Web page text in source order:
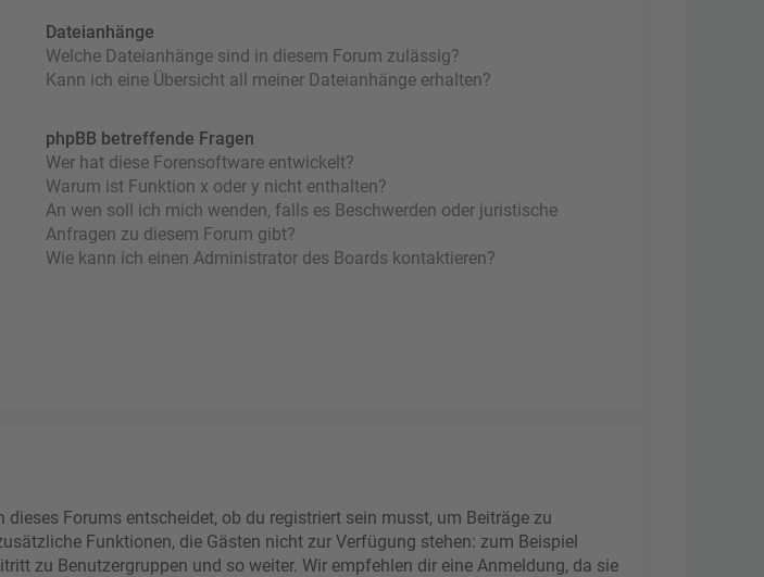
Dateianhänge
Welche Dateianhänge sind in diesem Forum zulässig?
Kann ich eine Übersicht all meiner Dateianhänge erhalten?
phpBB betreffende Fragen
Wer hat diese Forensoftware entwickelt?
Warum ist Funktion x oder y nicht enthalten?
An wen soll ich mich wenden, falls es Beschwerden oder juristische
Anfragen zu diesem Forum gibt?
Wie kann ich einen Administrator des Boards kontaktieren?
Forums entscheidet, ob du registriert sein musst, um Beiträge zu
Funktionen, die Gästen nicht zur Verfügung stehen: zum Beispiel
zu Benutzergruppen und so weiter. Wir empfehlen dir eine Anmeldung, da sie